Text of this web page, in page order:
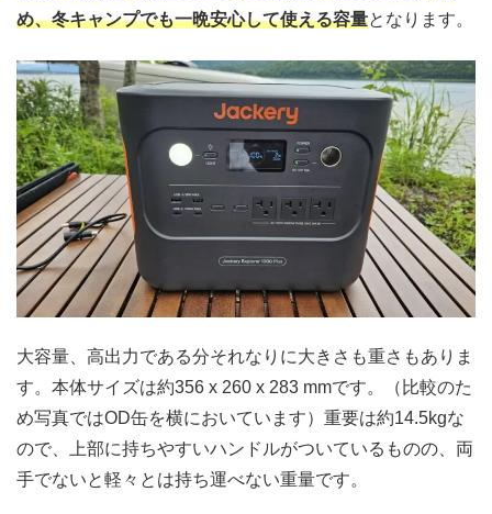
め、冬キャンプでも一晩安心して使える容量となります。
大容量、高出力である分それなりに大きさも重さもありま
す。本体サイズは約356 x 260 x 283 mmです。（比較のた
め写真ではOD缶を横においています）重要は約14.5kgな
ので、上部に持ちやすいハンドルがついているものの、両
手でないと軽々とは持ち運べない重量です。